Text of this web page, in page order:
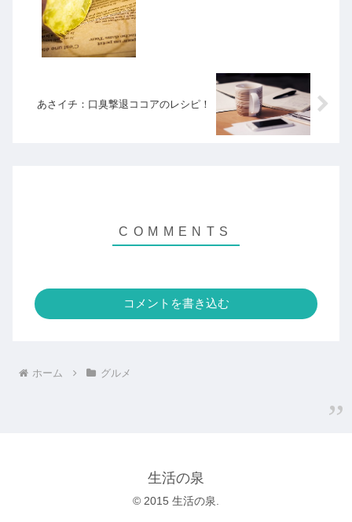
あさイチ：口臭撃退ココアのレシピ！
コメントを書き込む
ホーム グルメ
生活の泉
© 2015 生活の泉.